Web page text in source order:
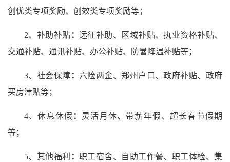
创优类专项奖励、创效类专项奖励等；
2、补助补贴 ：远征补助、区域补贴、执业资格补贴、
交通补贴、通讯补贴、办公补贴、防暑降温补贴等；
3、社会保障 ： 六险两金、郑州户口、政府补贴、政府
买房津贴等；
4、休息休假 ： 灵活月休、带薪年假、超长春节假期
等；
5、其他福利 ：职工宿舍、自助工作餐、职工体检、集